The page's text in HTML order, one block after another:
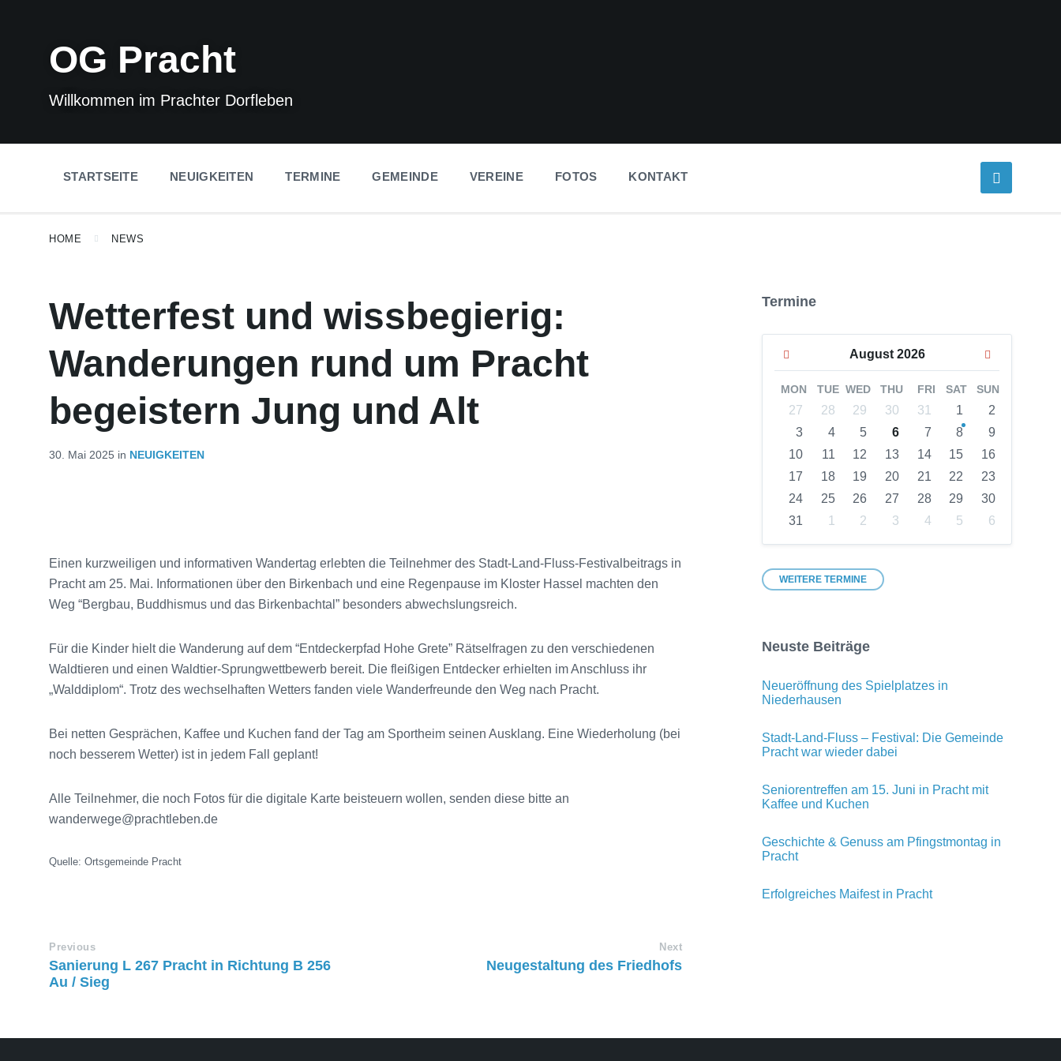
navigationOG Pracht
Willkommen im Prachter Dorfleben
STARTSEITE NEUIGKEITEN TERMINE GEMEINDE VEREINE FOTOS KONTAKT
HOME NEWS
Wetterfest und wissbegierig:
Wanderungen rund um Pracht
begeistern Jung und Alt
30. Mai 2025 in NEUIGKEITEN
Einen kurzweiligen und informativen Wandertag erlebten die Teilnehmer des Stadt-Land-Fluss-Festivalbeitrags in
Pracht am 25. Mai. Informationen über den Birkenbach und eine Regenpause im Kloster Hassel machten den
Weg “Bergbau, Buddhismus und das Birkenbachtal” besonders abwechslungsreich.
Für die Kinder hielt die Wanderung auf dem “Entdeckerpfad Hohe Grete” Rätselfragen zu den verschiedenen
Waldtieren und einen Waldtier-Sprungwettbewerb bereit. Die fleißigen Entdecker erhielten im Anschluss ihr
„Walddiplom“. Trotz des wechselhaften Wetters fanden viele Wanderfreunde den Weg nach Pracht.
Bei netten Gesprächen, Kaffee und Kuchen fand der Tag am Sportheim seinen Ausklang. Eine Wiederholung (bei
noch besserem Wetter) ist in jedem Fall geplant!
Alle Teilnehmer, die noch Fotos für die digitale Karte beisteuern wollen, senden diese bitte an
wanderwege@prachtleben.de
Quelle: Ortsgemeinde Pracht
Previous
Sanierung L 267 Pracht in Richtung B 256
Au / Sieg
Next
Neugestaltung des Friedhofs
Termine
August 2026
Next
MON TUE WED THU FRI SAT SUN
Skip
days
27 28 29 30 31 1
2
3
4 5 6 7 8
9
10
11 12 13 14 15
16
17
18 19 20 21 22
23
24
25 26 27 28 29
30
31
1 2 3 4 5
6
calendar
days
WEITERE TERMINE
Neuste Beiträge
Neueröffnung des Spielplatzes in
Niederhausen
Stadt-Land-Fluss – Festival: Die Gemeinde
Pracht war wieder dabei
Seniorentreffen am 15. Juni in Pracht mit
Kaffee und Kuchen
Geschichte & Genuss am Pfingstmontag in
Pracht
Erfolgreiches Maifest in Pracht